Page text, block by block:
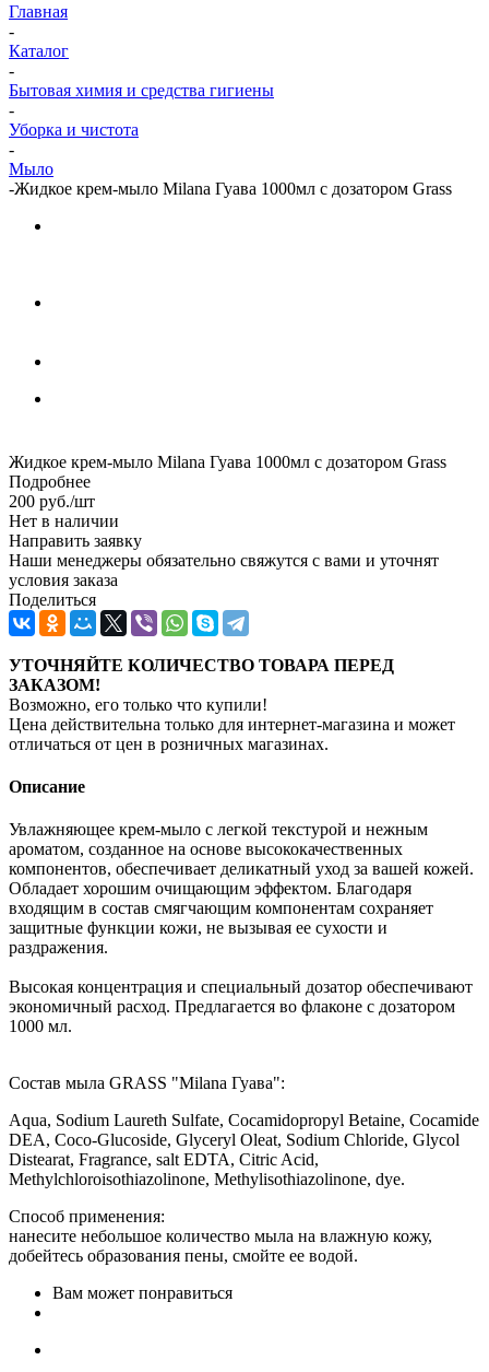
Главная
-
Каталог
-
Бытовая химия и средства гигиены
-
Уборка и чистота
-
Мыло
-Жидкое крем-мыло Milana Гуава 1000мл с дозатором Grass
Жидкое крем-мыло Milana Гуава 1000мл с дозатором Grass
Подробнее
200 руб./шт
Нет в наличии
Направить заявку
Наши менеджеры обязательно свяжутся с вами и уточнят
условия заказа
Поделиться
УТОЧНЯЙТЕ КОЛИЧЕСТВО ТОВАРА ПЕРЕД
ЗАКАЗОМ!
Возможно, его только что купили!
Цена действительна только для интернет-магазина и может
отличаться от цен в розничных магазинах.
Описание
Увлажняющее крем-мыло с легкой текстурой и нежным
ароматом, созданное на основе высококачественных
компонентов, обеспечивает деликатный уход за вашей кожей.
Обладает хорошим очищающим эффектом. Благодаря
входящим в состав смягчающим компонентам сохраняет
защитные функции кожи, не вызывая ее сухости и
раздражения.
Высокая концентрация и специальный дозатор обеспечивают
экономичный расход. Предлагается во флаконе с дозатором
1000 мл.
Состав мыла GRASS "Milana Гуава":
Aqua, Sodium Laureth Sulfate, Cocamidopropyl Betaine, Cocamide
DEA, Coco-Glucoside, Glyceryl Oleat, Sodium Chloride, Glycol
Distearat, Fragrance, salt EDTA, Citric Acid,
Methylchloroisothiazolinone, Methylisothiazolinone, dye.
Способ применения:
нанесите небольшое количество мыла на влажную кожу,
добейтесь образования пены, смойте ее водой.
Вам может понравиться